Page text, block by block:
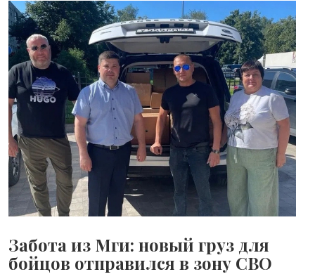
Забота из Мги: новый груз для
бойцов отправился в зону СВО